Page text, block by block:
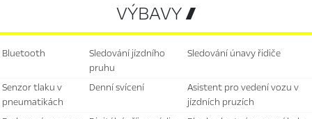
VÝBAVY 
bluetooth
sledování jízdního
pruhu
sledování únavy řidiče
senzor tlaku v
pneumatikách
denní svícení
asistent pro vedení vozu v
jízdních pruzích